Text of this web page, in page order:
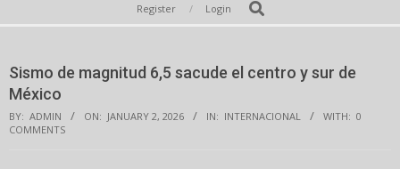
Navigation
Register Login Search
Sismo de magnitud 6,5 sacude el centro y sur de
México
BY: ADMIN ON: JANUARY 2, 2026 IN: INTERNACIONAL WITH: 0
COMMENTS